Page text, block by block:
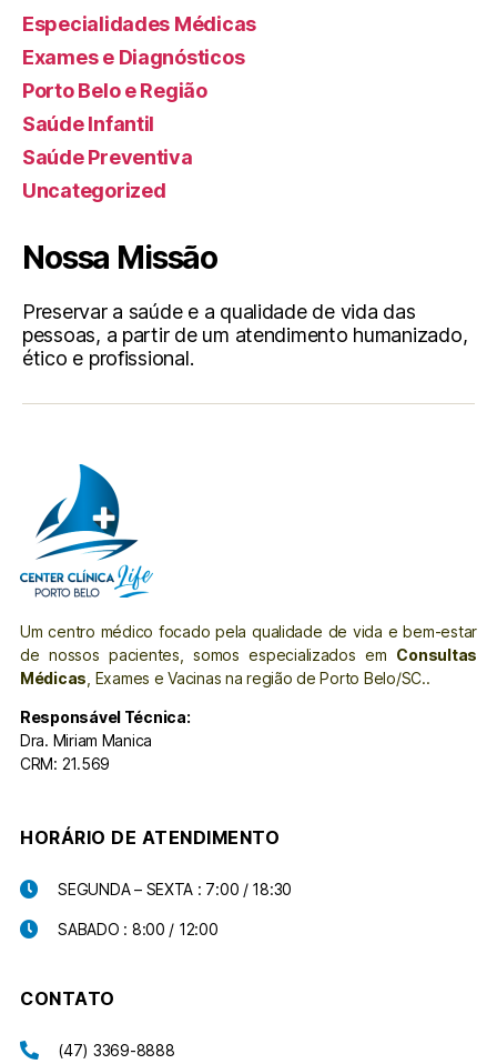
Especialidades Médicas
Exames e Diagnósticos
Porto Belo e Região
Saúde Infantil
Saúde Preventiva
Uncategorized
Nossa Missão
Preservar a saúde e a qualidade de vida das
pessoas, a partir de um atendimento humanizado,
ético e profissional.
Um centro médico focado pela qualidade de vida e bem-estar
de nossos pacientes, somos especializados em Consultas
Médicas , Exames e Vacinas na região de Porto Belo/SC..
Responsável Técnica:
Dra. Miriam Manica
CRM: 21.569
HORÁRIO DE ATENDIMENTO
SEGUNDA – SEXTA : 7:00 / 18:30
SABADO : 8:00 / 12:00
CONTATO
(47) 3369-8888